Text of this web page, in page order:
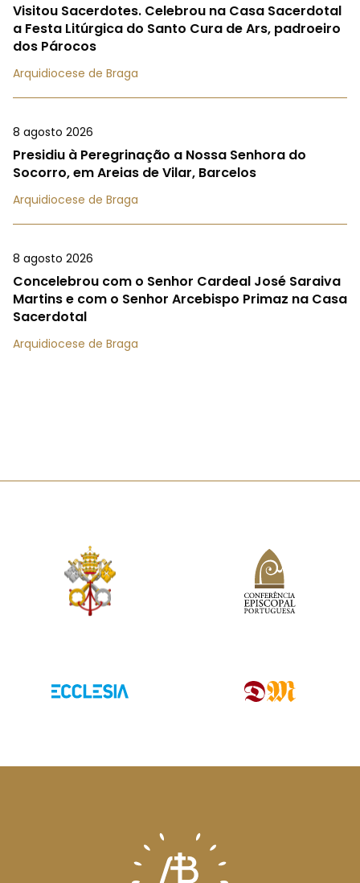
Visitou Sacerdotes. Celebrou na Casa Sacerdotal
a Festa Litúrgica do Santo Cura de Ars, padroeiro
dos Párocos
Arquidiocese de Braga
8 agosto 2026
Presidiu à Peregrinação a Nossa Senhora do
Socorro, em Areias de Vilar, Barcelos
Arquidiocese de Braga
8 agosto 2026
Concelebrou com o Senhor Cardeal José Saraiva
Martins e com o Senhor Arcebispo Primaz na Casa
Sacerdotal
Arquidiocese de Braga